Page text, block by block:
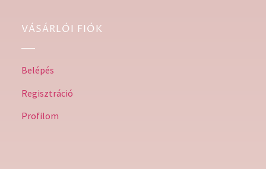
VÁSÁRLÓI FIÓK
Belépés
Regisztráció
Profilom